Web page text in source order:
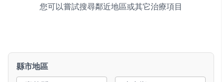
您可以嘗試搜尋鄰近地區或其它治療項目
縣市地區